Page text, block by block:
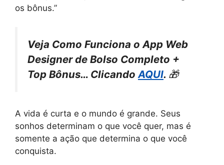
os bônus.”
Veja Como Funciona o App Web
Designer de Bolso Completo +
Top Bônus… ClicandoAQUI. 🎁
A vida é curta e o mundo é grande. Seus
sonhos determinam o que você quer, mas é
somente a ação que determina o que você
conquista.